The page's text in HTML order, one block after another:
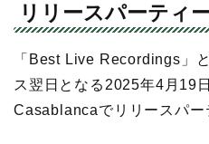
リリースパーティ
「Best Live Recordings」
ス翌日となる2025年4月19
Casablancaでリリースパー